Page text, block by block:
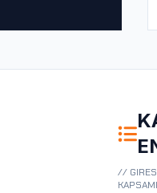
//
KAPSAMI